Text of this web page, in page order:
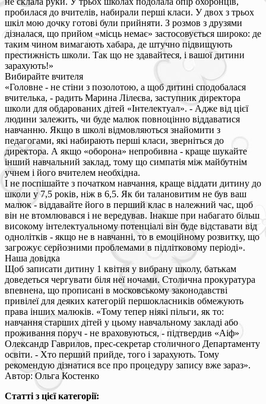
пробилася до вчителів, набирали перші класи. У двох з трьох
шкіл мою дочку готові були прийняти. З розмов з друзями
дізналася, що прийом «місць немає» застосовується широко: де
таким чином вимагають хабара, де штучно підвищують
престижність школи. Так що не здавайтеся, і вашої дитини
зарахують!»
Вибирайте вчителя
«Головне - не стіни з позолотою, а щоб дитині сподобалася
вчителька, - радить Марина Лілеєва, заступник директора
школи для обдарованих дітей «Інтелектуал». - Адже від цієї
людини залежить, чи буде малюк повноцінно віддаватися
навчанню. Якщо в школі відмовляються знайомити з
педагогами, які набирають перші класи, зверніться до
директора. А якщо «оборона» непробивна - краще шукайте
інший навчальний заклад, тому що симпатія між майбутнім
учнем і його вчителем необхідна.
І не поспішайте з початком навчання, краще віддати дитину до
школи у 7,5 років, ніж в 6,5. Як би талановитим не був ваш
малюк - віддавайте його в перший клас в належний час, щоб
він не втомлювався і не вередував. Інакше при набагато більш
високому інтелектуальному потенціалі він буде відставати від
однолітків - якщо не в навчанні, то в емоційному розвитку, що
загрожує серйозними проблемами в підлітковому періоді».
Наша довідка
Щоб записати дитину 1 квітня у вибрану школу, батькам
доведеться чергувати біля неї ночами. Столична прокуратура
впевнена, що прописані в московському законодавстві
привілеї для деяких категорій першокласників обмежують
права інших малюків. «Тому тепер ніякі пільги, як то:
навчання старших дітей у цьому навчальному закладі або
проживання поруч - не враховуються, - підтвердив «Аіф»
Олександр Гаврилов, прес-секретар столичного Департаменту
освіти. - Хто перший прийде, того і зарахують. Тому
рекомендую дізнатися все про процедуру запису вже зараз».
Автор: Ольга Костенко
Статті з цієї категорії: